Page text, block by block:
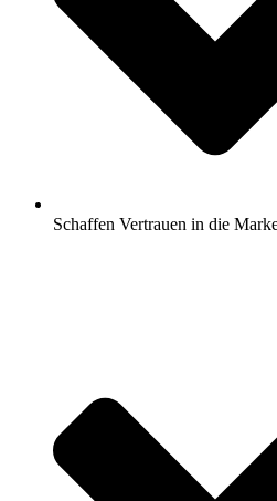
Schaffen Vertrauen in die